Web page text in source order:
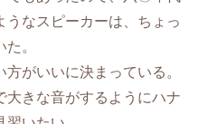
うなスピーカーは、ちょっ
。
がいいに決まっている。
大きな音がするようにハナ